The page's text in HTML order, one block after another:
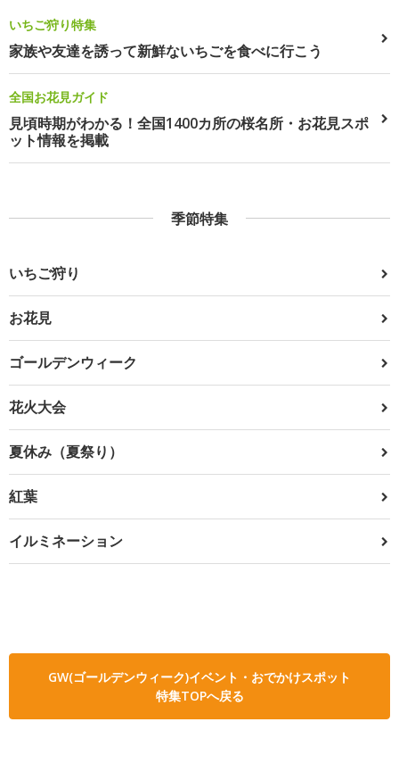
いちご狩り特集
家族や友達を誘って新鮮ないちごを食べに行こう
全国お花見ガイド
見頃時期がわかる！全国1400カ所の桜名所・お花見スポ
ット情報を掲載
季節特集
いちご狩り
お花見
ゴールデンウィーク
花火大会
夏休み（夏祭り）
紅葉
イルミネーション
GW(ゴールデンウィーク)イベント・おでかけスポット
特集TOPへ戻る